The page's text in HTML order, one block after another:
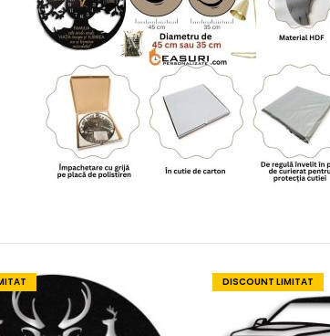
DISCOUNT LIMITAT